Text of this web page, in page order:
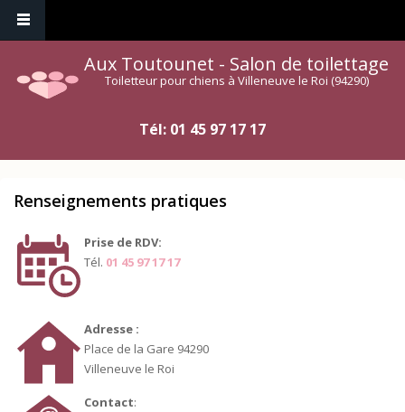
Aux Toutounet - Salon de toilettage
Toiletteur pour chiens à Villeneuve le Roi (94290)
Tél: 01 45 97 17 17
Renseignements pratiques
Prise de RDV:
Tél. 01 45 97 17 17
Adresse :
Place de la Gare 94290
Villeneuve le Roi
Contact: